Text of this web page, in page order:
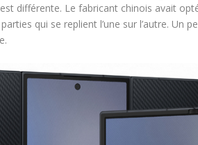
différente. Le fabricant chinois avait
qui se replient l’une sur l’autre.